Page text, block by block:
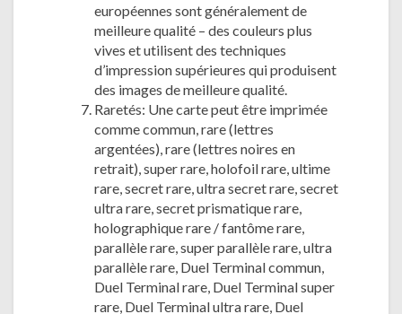
européennes sont généralement de
meilleure qualité – des couleurs plus
vives et utilisent des techniques
d’impression supérieures qui produisent
des images de meilleure qualité.
Raretés: Une carte peut être imprimée
comme commun, rare (lettres
argentées), rare (lettres noires en
retrait), super rare, holofoil rare, ultime
rare, secret rare, ultra secret rare, secret
ultra rare, secret prismatique rare,
holographique rare / fantôme rare,
parallèle rare, super parallèle rare, ultra
parallèle rare, Duel Terminal commun,
Duel Terminal rare, Duel Terminal super
rare, Duel Terminal ultra rare, Duel